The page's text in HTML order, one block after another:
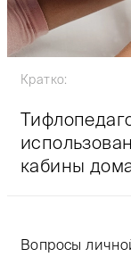
Кратко:
кабины
Вопросы